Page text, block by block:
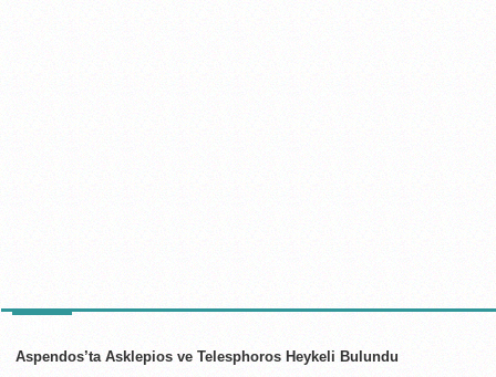
Aspendos’ta Asklepios ve Telesphoros Heykeli Bulundu